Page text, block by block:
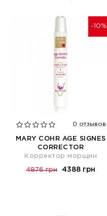
-10%
0 отзывов
MARY COHR AGE SIGNES
CORRECTOR
Корректор морщин
4876 грн 4388 грн